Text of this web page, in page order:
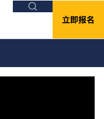
搜索
立即报名